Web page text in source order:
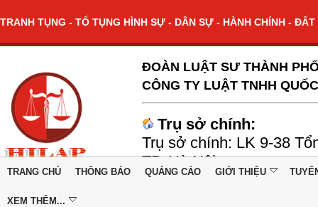
TRANH TỤNG - TỐ TỤNG HÌNH SỰ - DÂN SỰ - HÀNH CHÍNH -
ĐOÀN LUẬT SƯ THÀNH
CÔNG TY LUẬT TNHH
Trụ sở chính:
Trụ sở chính: LK 9-38
TP. Hà Nội
TRANG CHỦ THÔNG BÁO QUẢNG CÁO GIỚI THIỆU
XEM THÊM...